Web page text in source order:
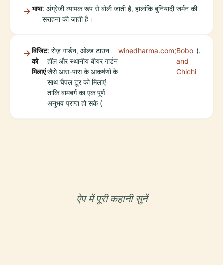
भाषा: अंग्रेजी व्यापक रूप से बोली जाती है, हालांकि बुनियादी जर्मन की
सराहना की जाती है।
विजिट
को
मिलाएं
: रोज़ गार्डन, ओल्ड टाउन
हॉल और स्थानीय बीयर गार्डन
जैसे आस-पास के आकर्षणों के
साथ चैपल टूर को मिलाएं
ताकि बामबर्ग का एक पूर्ण
अनुभव प्राप्त हो सके (
winedharma.com;Bobo
and
Chichi
).
ऐप में पूरी कहानी सुनें